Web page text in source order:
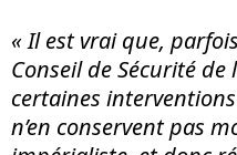
« Il est vrai que,
Conseil de Sécurité de
certaines
n’en conservent pas